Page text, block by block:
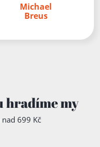
Michael
Breus
hradíme my
699 Kč